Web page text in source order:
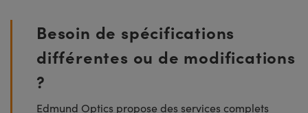
Besoin de spécifications
différentes ou de modifications
?
Edmund Optics propose des services complets